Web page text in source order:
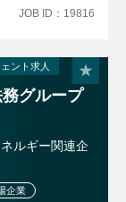
律相談への対応
アンス観点に基
（法律事務所
JOB ID：19816
ント求人
グループ
ルギー関連企
企業